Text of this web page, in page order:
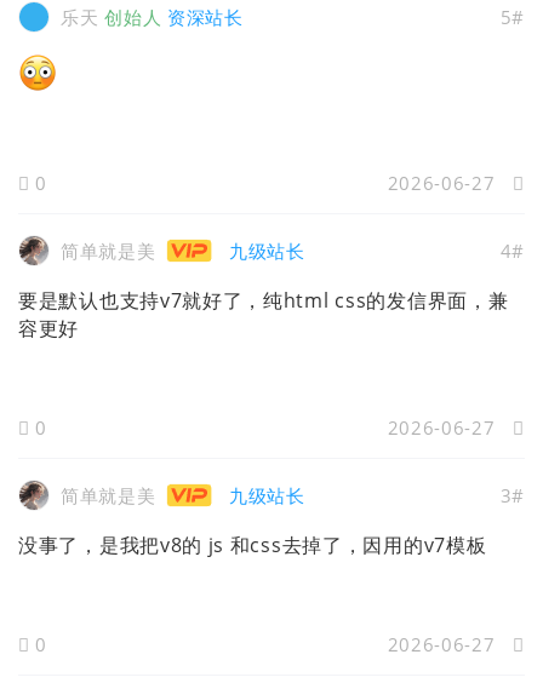
乐天 创始人 资深站长 5#
0 2026-06-27
简单就是美 九级站长 4#
要是默认也支持v7就好了，纯html css的发信界面，兼
容更好
0 2026-06-27
简单就是美 九级站长 3#
没事了，是我把v8的 js 和css去掉了，因用的v7模板
0 2026-06-27